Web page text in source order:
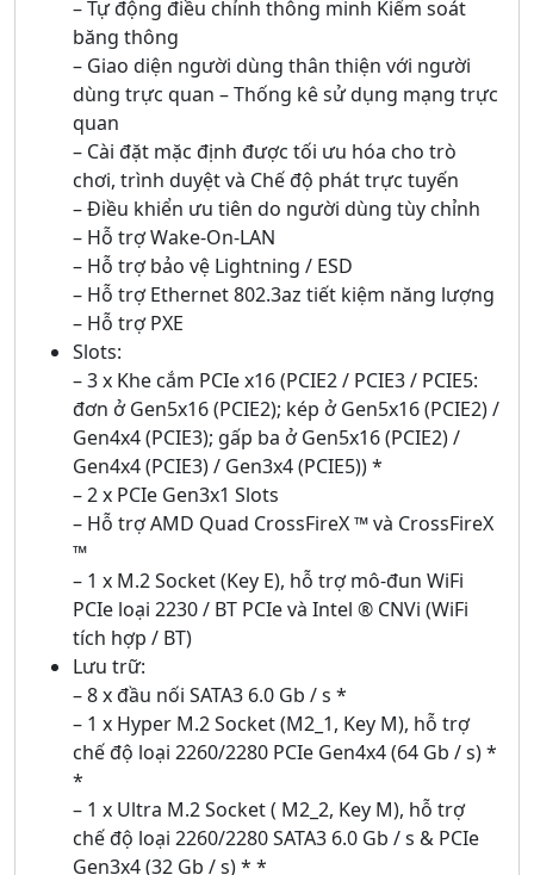
– Tự động điều chỉnh thông minh Kiểm soát
băng thông
– Giao diện người dùng thân thiện với người
dùng trực quan – Thống kê sử dụng mạng trực
quan
– Cài đặt mặc định được tối ưu hóa cho trò
chơi, trình duyệt và Chế độ phát trực tuyến
– Điều khiển ưu tiên do người dùng tùy chỉnh
– Hỗ trợ Wake-On-LAN
– Hỗ trợ bảo vệ Lightning / ESD
– Hỗ trợ Ethernet 802.3az tiết kiệm năng lượng
– Hỗ trợ PXE
Slots:
– 3 x Khe cắm PCIe x16 (PCIE2 / PCIE3 / PCIE5:
đơn ở Gen5x16 (PCIE2); kép ở Gen5x16 (PCIE2) /
Gen4x4 (PCIE3); gấp ba ở Gen5x16 (PCIE2) /
Gen4x4 (PCIE3) / Gen3x4 (PCIE5)) *
– 2 x PCIe Gen3x1 Slots
– Hỗ trợ AMD Quad CrossFireX ™ và CrossFireX
™
– 1 x M.2 Socket (Key E), hỗ trợ mô-đun WiFi
PCIe loại 2230 / BT PCIe và Intel ® CNVi (WiFi
tích hợp / BT)
Lưu trữ:
– 8 x đầu nối SATA3 6.0 Gb / s *
– 1 x Hyper M.2 Socket (M2_1, Key M), hỗ trợ
chế độ loại 2260/2280 PCIe Gen4x4 (64 Gb / s) *
*
– 1 x Ultra M.2 Socket ( M2_2, Key M), hỗ trợ
chế độ loại 2260/2280 SATA3 6.0 Gb / s & PCIe
Gen3x4 (32 Gb / s) * *